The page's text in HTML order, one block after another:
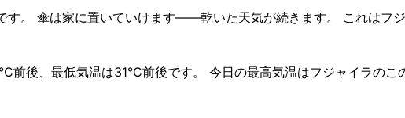
す。 傘は家に置いていけます——乾いた天気が続きます。 これはフ
後、最低気温は31°C前後です。 今日の最高気温はフジャイラのこ